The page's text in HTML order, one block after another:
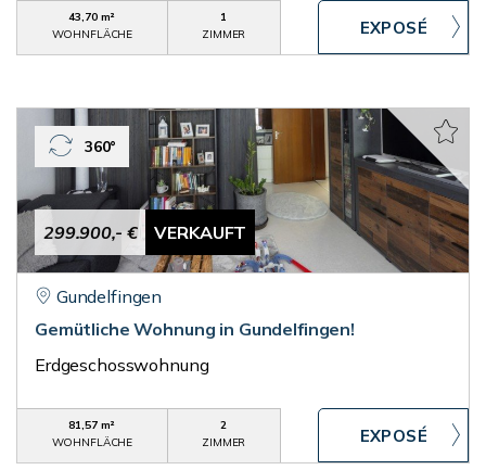
43,70 m²
WOHNFLÄCHE
1
ZIMMER
299.900,- € VERKAUFT
360°
Gundelfingen
Gemütliche Wohnung in Gundelfingen!
Erdgeschosswohnung
81,57 m²
WOHNFLÄCHE
2
ZIMMER